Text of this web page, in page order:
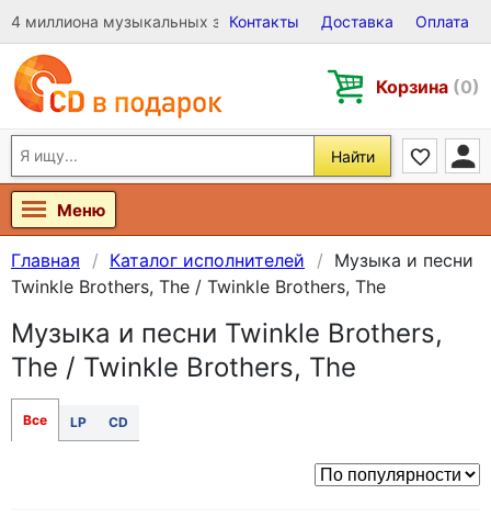
4 миллиона музыкальных записей на Виниле, CD и DVD
Контакты Доставка Оплата
Корзина (0)
Найти
Меню
Главная Каталог исполнителей
Музыка и песни
Twinkle Brothers, The / Twinkle Brothers, The
Музыка и песни Twinkle Brothers,
The / Twinkle Brothers, The
Все LP CD